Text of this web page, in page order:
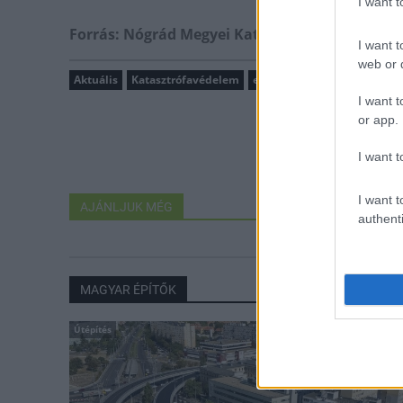
I want
web or
I want
or app.
I want
I want
Forrás: Nógrád Megyei Katasztrófavédelmi
Aktuális Katasztrófavédelem elismerő oklevél
AJÁNLJUK MÉG
MAGYAR ÉPÍTŐK
Útépítés